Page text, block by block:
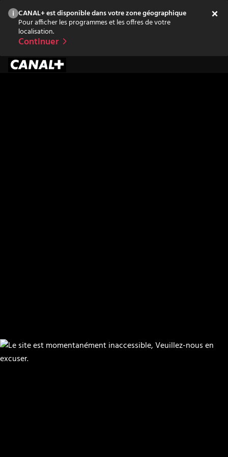
CANAL+ est disponible dans votre zone géographique
Pour afficher les programmes et les offres de votre
localisation.
Continuer